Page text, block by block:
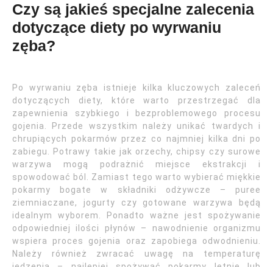
Czy są jakieś specjalne zalecenia
dotyczące diety po wyrwaniu
zęba?
Po wyrwaniu zęba istnieje kilka kluczowych zaleceń
dotyczących diety, które warto przestrzegać dla
zapewnienia szybkiego i bezproblemowego procesu
gojenia. Przede wszystkim należy unikać twardych i
chrupiących pokarmów przez co najmniej kilka dni po
zabiegu. Potrawy takie jak orzechy, chipsy czy surowe
warzywa mogą podrażnić miejsce ekstrakcji i
spowodować ból. Zamiast tego warto wybierać miękkie
pokarmy bogate w składniki odżywcze – puree
ziemniaczane, jogurty czy gotowane warzywa będą
idealnym wyborem. Ponadto ważne jest spożywanie
odpowiedniej ilości płynów – nawodnienie organizmu
wspiera proces gojenia oraz zapobiega odwodnieniu.
Należy również zwracać uwagę na temperaturę